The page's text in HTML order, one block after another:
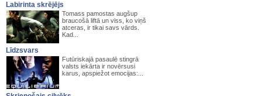
Labirinta skrējējs
Tomass pamostas augšup
braucošā liftā un viss, ko viņš
atceras, ir tikai savs vārds.
Kad...
Līdzsvars
Futūriskajā pasaulē stingrā
valsts iekārta ir novērsusi
karus, apspiežot emocijas:...